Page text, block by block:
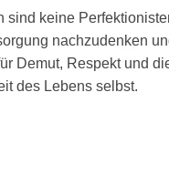
sind keine
nachzudenken
Demut, Respekt und
des Lebens selbst.